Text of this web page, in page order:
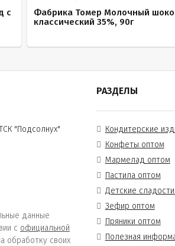
с
Фабрика Томер Молочный
классический 35%, 90г
"Подсолнух"
данные
с официальной
обработку своих
РАЗДЕЛЫ
Кондитерские
Конфеты оптом
Мармелад оптом
Пастила оптом
Детские
Зефир оптом
Пряники оптом
Полезная